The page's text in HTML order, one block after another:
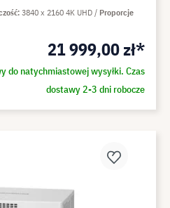
21 999,00 zł*
do natychmiastowej wysyłki. Czas
dostawy 2-3 dni robocze
3840 x 2160 4K UHD
Proporcje